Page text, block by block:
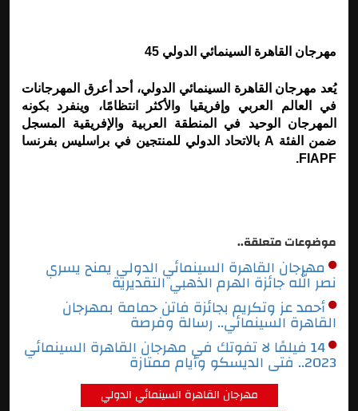
مهرجان القاهرة السينمائي الدولي 45
يُعد مهرجان القاهرة السينمائي الدولي، أحد أعرق المهرجانات
في العالم العربي وإفريقيا والأكثر انتظامًا، وينفرد بكونه
المهرجان الوحيد في المنطقة العربية والإفريقية المسجل
ضمن الفئة
بالاتحاد الدولي للمنتجين في براسليس بفرنسا
FIAPF
.
موضوعات متعلقة..
مهرجان القاهرة السينمائي الدولي يمنح يسري
نصر الله جائزة الهرم الذهبي التقديرية
أحمد عز وتكريم بجائزة فاتن حمامة بمهرجان
القاهرة السينمائي.. رسالة وفرصة
14 فيلمًا لا تفوتك في مهرجان القاهرة السينمائي
2023.. فتى الديسكو وأيام ممتازة
مهرجان القاهرة السينمائي الدولي